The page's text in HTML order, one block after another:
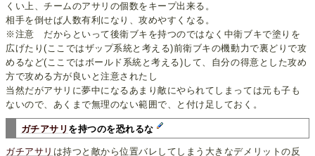
くい上、チームのアサリの個数をキープ出来る。
相手を倒せば人数有利になり、攻めやすくなる。
※注意 だからといって後衛ブキを持つのではなく中衛ブキで塗りを
広げたり(ここではザップ系統と考える)前衛ブキの機動力で裏どりで攻
めるなど(ここではボールド系統と考える)して、自分の得意とした攻め
方で攻める方が良いと注意されたし
当然だがアサリに夢中になるあまり敵にやられてしまっては元も子も
ないので、あくまで無理のない範囲で、と付け足しておく。
ガチアサリ を持つのを恐れるな
ガチアサリ は持つと敵から位置バレしてしまう大きなデメリットの反